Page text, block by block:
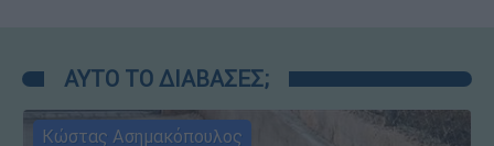
ΑΥΤΟ ΤΟ ΔΙΑΒΑΣΕΣ;
Κώστας Ασημακόπουλος